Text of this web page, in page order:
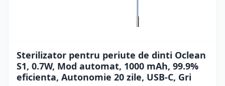
Sterilizator pentru periute de dinti Oclean
S1, 0.7W, Mod automat, 1000 mAh, 99.9%
eficienta, Autonomie 20 zile, USB-C, Gri